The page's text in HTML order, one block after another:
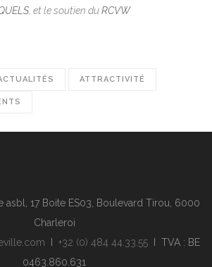
, et le soutien duRCVW
ATTRACTIVITÉ
asbl, 17 Boite ES03, Boulevard Tirou, 6000
Charleroi
+32 (0) 484 44.33.55 I TVA : BE
0463.860.631